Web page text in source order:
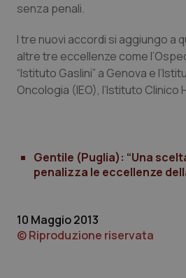
Provincia Autonoma di
Puglia
Sicilia
Umbria
Ipertensione &
Malattie rare
Neuroscienze &
Oftalmologia
senza penali.
I tre nuovi accordi si aggiungo a
altre tre eccellenze come
“Istituto Gaslini” a Genova e
Oncologia (IEO), l’Istituto Clinico
Gentile (Puglia): “Una
penalizza le eccellenze
10 Maggio 2013
© Riproduzione riservata